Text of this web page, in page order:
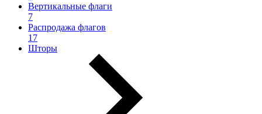
Вертикальные флаги
7
Распродажа флагов
17
Шторы